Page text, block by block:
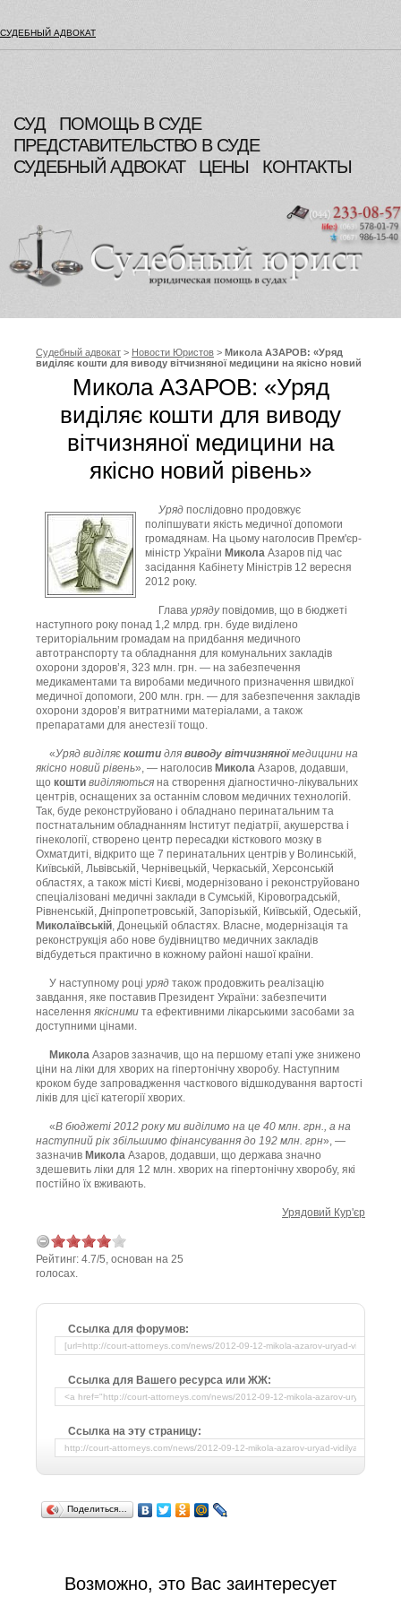
СУДЕБНЫЙ АДВОКАТ
СУД
ПОМОЩЬ В СУДЕ
ПРЕДСТАВИТЕЛЬСТВО В СУДЕ
СУДЕБНЫЙ АДВОКАТ
ЦЕНЫ КОНТАКТЫ
Судебный адвокат > Новости Юристов > Микола АЗАРОВ: «Уряд
виділяє кошти для виводу вітчизняної медицини на якісно новий
Микола АЗАРОВ: «Уряд
виділяє кошти для виводу
вітчизняної медицини на
якісно новий рівень»
Уряд послідовно продовжує
поліпшувати якість медичної допомоги
громадянам. На цьому наголосив Прем'єр-
міністр України Микола Азаров під час
засідання Кабінету Міністрів 12 вересня
2012 року.
Глава урядуповідомив, що в бюджеті
наступного року понад 1,2 млрд. грн. буде виділено
територіальним громадам на придбання медичного
автотранспорту та обладнання для комунальних закладів
охорони здоров’я, 323 млн. грн. — на забезпечення
медикаментами та виробами медичного призначення швидкої
медичної допомоги, 200 млн. грн. — для забезпечення закладів
охорони здоров’я витратними матеріалами, а також
препаратами для анестезії тощо.
«Уряд виділяє кошти для виводу вітчизняної медицини на
якісно новий рівень», — наголосив Микола Азаров, додавши,
що кошти виділяються на створення діагностично-лікувальних
центрів, оснащених за останнім словом медичних технологій.
Так, буде реконструйовано і обладнано перинатальним та
постнатальним обладнанням Інститут педіатрії, акушерства і
гінекології, створено центр пересадки кісткового мозку в
Охматдиті, відкрито ще 7 перинатальних центрів у Волинській,
Київській, Львівській, Чернівецькій, Черкаській, Херсонській
областях, а також місті Києві, модернізовано і реконструйовано
спеціалізовані медичні заклади в Сумській, Кіровоградській,
Рівненській, Дніпропетровській, Запорізькій, Київській, Одеській,
Миколаївській, Донецькій областях. Власне, модернізація та
реконструкція або нове будівництво медичних закладів
відбудеться практично в кожному районі нашої країни.
У наступному році уряд також продовжить реалізацію
завдання, яке поставив Президент України: забезпечити
населення якісними та ефективними лікарськими засобами за
доступними цінами.
Микола Азаров зазначив, що на першому етапі уже знижено
ціни на ліки для хворих на гіпертонічну хворобу. Наступним
кроком буде запровадження часткового відшкодування вартості
ліків для цієї категорії хворих.
«В бюджеті 2012 року ми виділимо на це 40 млн. грн., а на
наступний рік збільшимо фінансування до 192 млн. грн», —
зазначив Микола Азаров, додавши, що держава значно
здешевить ліки для 12 млн. хворих на гіпертонічну хворобу, які
постійно їх вживають.
Урядовий Кур'єр
Рейтинг: 4.7/5, основан на 25
голосах.
Ссылка для форумов:
Ссылка для Вашего ресурса или ЖЖ:
Ссылка на эту страницу:
Поделиться…
Возможно, это Вас заинтересует